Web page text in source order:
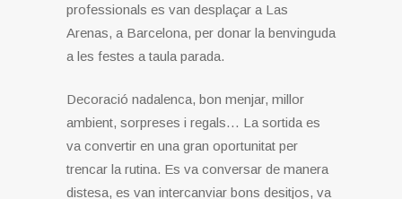
professionals es van desplaçar a Las
Arenas, a Barcelona, ​​per donar la benvinguda
a les festes a taula parada.
Decoració nadalenca, bon menjar, millor
ambient, sorpreses i regals… La sortida es
va convertir en una gran oportunitat per
trencar la rutina. Es va conversar de manera
distesa, es van intercanviar bons desitjos, va